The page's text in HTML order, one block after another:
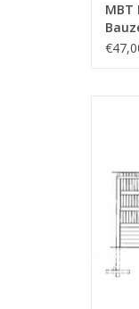
MBT